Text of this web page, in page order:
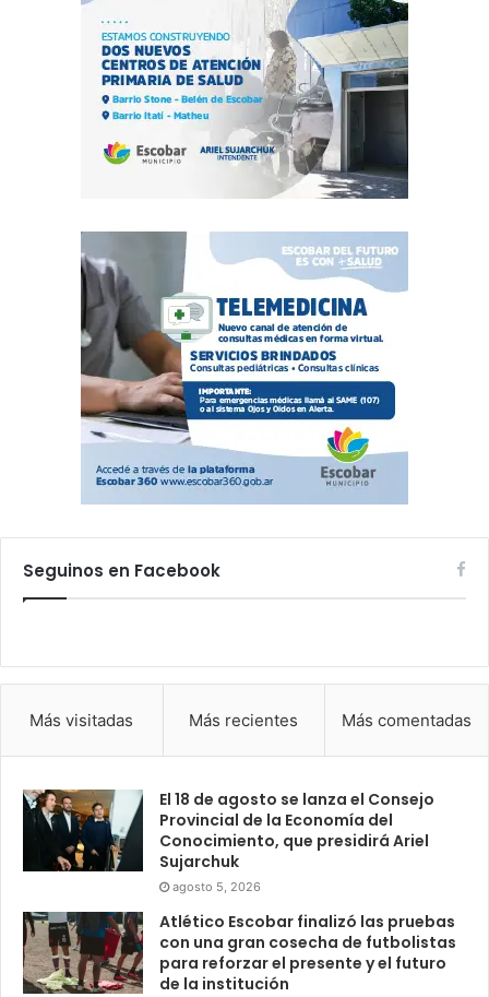
Seguinos en Facebook
Más visitadas Más recientes Más comentadas
El 18 de agosto se lanza el Consejo
Provincial de la Economía del
Conocimiento, que presidirá Ariel
Sujarchuk
agosto 5, 2026
Atlético Escobar finalizó las pruebas
con una gran cosecha de futbolistas
para reforzar el presente y el futuro
de la institución